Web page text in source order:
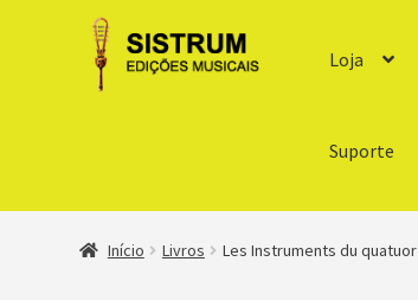
Loja
Suporte
Início Livros Les Instruments du quatuor